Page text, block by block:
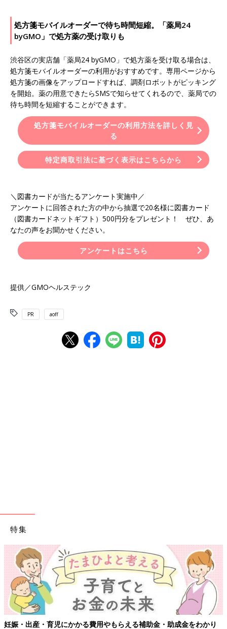
処方箋モバイルオーダーで待ち時間短縮。「薬局24
byGMO」で処方薬の受け取りも
渋谷区の実店舗「薬局24 byGMO」で処方薬を受け取る場合は、
処方箋モバイルオーダーの利用がおすすめです。専用ページから
処方箋の画像をアップロードすれば、調剤ロボットがピッキング
を開始。薬の用意できたらSMSで知らせてくれるので、薬局での
待ち時間を短縮することができます。
処方箋モバイルオーダーの利用方法を詳しく見
る
特定商取引法に基づく表示はこちらから
＼図書カードが当たるアンケート実施中／
アンケートに回答された方の中から抽選で20名様に図書カード
（図書カードネットギフト）500円分をプレゼント！ ぜひ、あ
なたの声をお聞かせください。
アンケートはこちら
提供／GMOヘルステック
PR aoff
特集
妊娠・出産・育児にかかる費用やもらえる補助金・助成金をわかり